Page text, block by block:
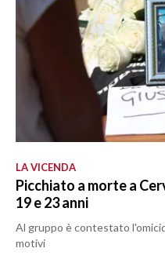
LA VICENDA
Picchiato a morte a
19 e 23 anni
Al gruppo è contestato
motivi